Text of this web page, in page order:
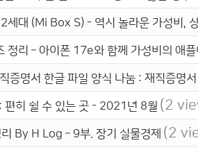
세대 (Mi Box S) - 역시 놀라운 가성비,
정리 – 아이폰 17e와 함께 가성비의 애
증명서 한글 파일 양식 나눔 : 재직증명
편히 쉴 수 있는 곳 - 2021년 8월 (2
By H Log – 9부. 장기 실물경제 (2